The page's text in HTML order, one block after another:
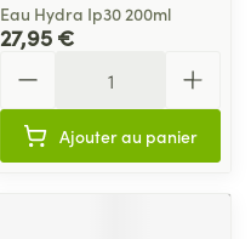
Eau Hydra Ip30 200ml
27,95 €
Ajouter au panier